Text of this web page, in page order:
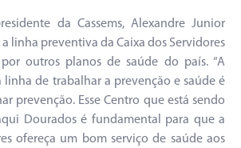
da Cassems, Alexandre Junior
linha preventiva da Caixa dos Servidores
outros planos de saúde do país. “A
linha de trabalhar a prevenção e saúde é
prevenção. Esse Centro que está sendo
Dourados é fundamental para que a
ofereça um bom serviço de saúde aos